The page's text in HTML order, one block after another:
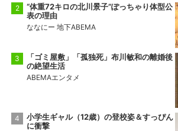
“体重72キロの北川景子”ぽっちゃり体型公
表の理由
ななにー 地下ABEMA
「ゴミ屋敷」「孤独死」布川敏和の離婚後
の絶望生活
ABEMAエンタメ
小学生ギャル（12歳）の登校姿＆すっぴん
に衝撃